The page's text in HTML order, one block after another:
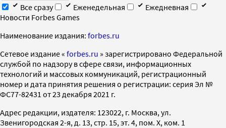
Все сразу
Еженедельная
Ежедневная
Новости Forbes Games
Наименование издания: forbes.ru
Cетевое издание « forbes.ru » зарегистрировано Федеральной
службой по надзору в сфере связи, информационных
технологий и массовых коммуникаций, регистрационный
номер и дата принятия решения о регистрации: серия Эл №
ФС77-82431 от 23 декабря 2021 г.
Адрес редакции, издателя: 123022, г. Москва, ул.
Звенигородская 2-я, д. 13, стр. 15, эт. 4, пом. X, ком. 1